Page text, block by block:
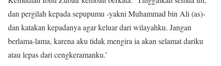
dan pergilah kepada sepupumu -yakni Muhammad bin Ali (as)-
dan katakan kepadanya agar keluar dari wilayahku. Jangan
berlama-lama, karena aku tidak mengira ia akan selamat dariku
atau lepas dari cengkeramanku.’